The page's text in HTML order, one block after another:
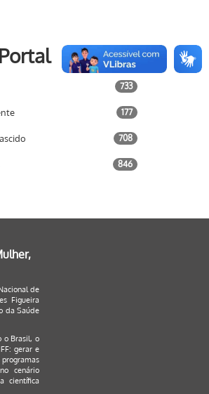
733
177
708
846
de
Figueira
da Saúde
o Brasil, o
gerar e
cenário
científica